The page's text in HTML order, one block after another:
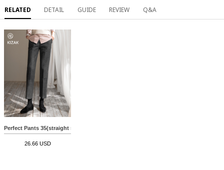
RELATED DETAIL GUIDE REVIEW Q&A
Perfect Pants 35(straight slacks) MA11181
26.66 USD